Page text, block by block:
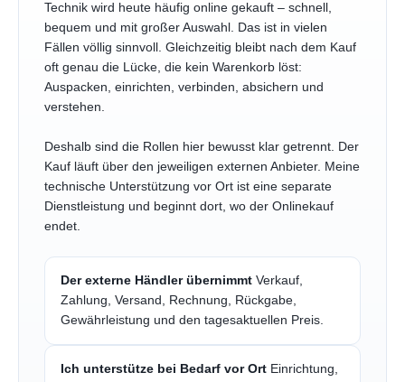
Technik wird heute häufig online gekauft – schnell,
bequem und mit großer Auswahl. Das ist in vielen
Fällen völlig sinnvoll. Gleichzeitig bleibt nach dem Kauf
oft genau die Lücke, die kein Warenkorb löst:
Auspacken, einrichten, verbinden, absichern und
verstehen.
Deshalb sind die Rollen hier bewusst klar getrennt. Der
Kauf läuft über den jeweiligen externen Anbieter. Meine
technische Unterstützung vor Ort ist eine separate
Dienstleistung und beginnt dort, wo der Onlinekauf
endet.
Der externe Händler übernimmt Verkauf,
Zahlung, Versand, Rechnung, Rückgabe,
Gewährleistung und den tagesaktuellen Preis.
Ich unterstütze bei Bedarf vor Ort Einrichtung,